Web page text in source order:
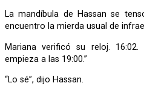
La mandíbula de Hassan se tensó. “Tres horas. Tal vez seis si
encuentro la mierda usual de
Mariana verificó su reloj. 16:02. “La venta de fin de semana
empieza a las 19:00.”
“Lo sé”, dijo Hassan.